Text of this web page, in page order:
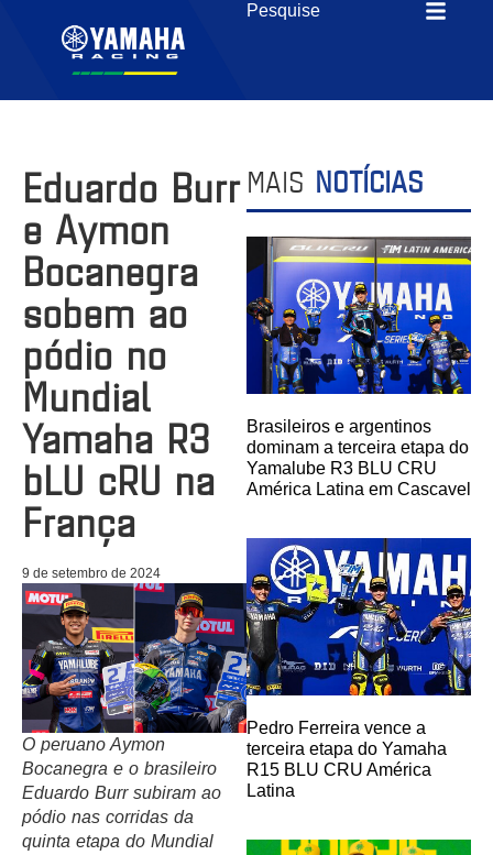
Eduardo Burr
e Aymon
Bocanegra
sobem ao
pódio no
Mundial
Yamaha R3
bLU cRU na
França
9 de setembro de 2024
O peruano Aymon
Bocanegra e o brasileiro
Eduardo Burr subiram ao
pódio nas corridas da
quinta etapa do Mundial
MAIS NOTÍCIAS
Brasileiros e argentinos
dominam a terceira etapa do
Yamalube R3 BLU CRU
América Latina em Cascavel
Pedro Ferreira vence a
terceira etapa do Yamaha
R15 BLU CRU América
Latina